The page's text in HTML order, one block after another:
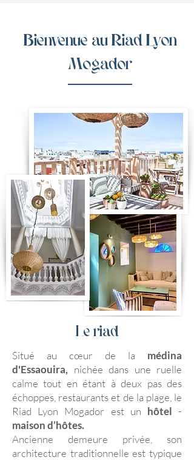
Bienvenue au Riad Lyon
Mogador
Le riad
Situé au cœur de la médina
d'Essaouira, nichée dans une ruelle
calme tout en étant à deux pas des
échoppes, restaurants et de la plage, le
Riad Lyon Mogador est un hôtel -
maison d’hôtes.
Ancienne demeure privée, son
architecture traditionnelle est typique